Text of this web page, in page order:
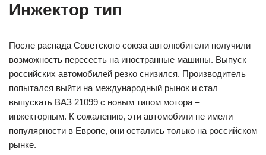
Инжектор тип
После распада Советского союза автолюбители получили
возможность пересесть на иностранные машины. Выпуск
российских автомобилей резко снизился. Производитель
попытался выйти на международный рынок и стал
выпускать ВАЗ 21099 с новым типом мотора –
инжекторным. К сожалению, эти автомобили не имели
популярности в Европе, они остались только на российском
рынке.